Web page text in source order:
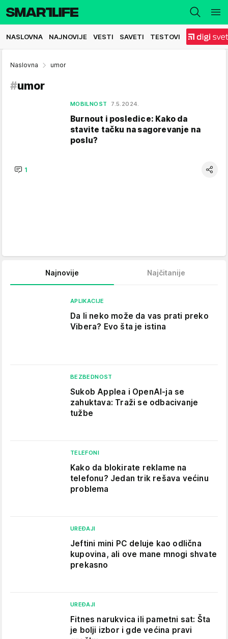
NASLOVNA NAJNOVIJE VESTI SAVETI TESTOVI
Naslovna umor
#umor
MOBILNOST 7.5.2024.
Burnout i posledice: Kako da
stavite tačku na sagorevanje na
poslu?
1
Najnovije Najčitanije
APLIKACIJE
Da li neko može da vas prati preko
Vibera? Evo šta je istina
BEZBEDNOST
Sukob Applea i OpenAI-ja se
zahuktava: Traži se odbacivanje
tužbe
TELEFONI
Kako da blokirate reklame na
telefonu​? Jedan trik rešava većinu
problema
UREĐAJI
Jeftini mini PC deluje kao odlična
kupovina, ali ove mane mnogi shvate
prekasno
UREĐAJI
Fitnes narukvica ili pametni sat: Šta
je bolji izbor i gde većina pravi